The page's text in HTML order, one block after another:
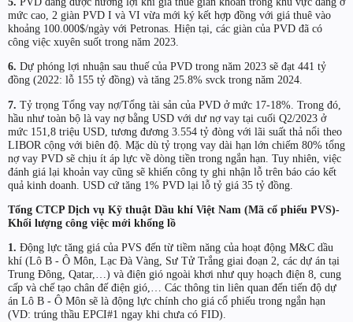
mức cao, 2 giàn PVD I và VI vừa mới ký kết hợp đồng với giá thuê vào
khoảng 100.000$/ngày với Petronas. Hiện tại, các giàn của PVD đã có
công việc xuyên suốt trong năm 2023.
6. Dự phóng lợi nhuận sau thuế của PVD trong năm 2023 sẽ đạt 441 tỷ
đồng (2022: lỗ 155 tỷ đồng) và tăng 25.8% svck trong năm 2024.
7. Tỷ trọng Tổng vay nợ/Tổng tài sản của PVD ở mức 17-18%. Trong đó,
hầu như toàn bộ là vay nợ bằng USD với dư nợ vay tại cuối Q2/2023 ở
mức 151,8 triệu USD, tương đương 3.554 tỷ đòng với lãi suất thả nổi theo
LIBOR cộng với biên độ. Mặc dù tỷ trọng vay dài hạn lớn chiếm 80% tổng
nợ vay PVD sẽ chịu ít áp lực về dòng tiền trong ngắn hạn. Tuy nhiên, việc
đánh giá lại khoản vay cũng sẽ khiến công ty ghi nhận lỗ trên báo cáo kết
quả kinh doanh. USD cứ tăng 1% PVD lại lỗ tỷ giá 35 tỷ đồng.
Tổng CTCP Dịch vụ Kỹ thuật Dầu khí Việt Nam (Mã cổ phiếu PVS)-
Khối lượng công việc mới khổng lồ
1. Động lực tăng giá của PVS đến từ tiềm năng của hoạt động M&C dầu
khí (Lô B - Ô Môn, Lạc Đà Vàng, Sư Tử Trắng giai đoạn 2, các dự án tại
Trung Đông, Qatar,…) và điện gió ngoài khơi như quy hoạch điện 8, cung
cấp và chế tạo chân đế điện gió,… Các thông tin liên quan đến tiến độ dự
án Lô B - Ô Môn sẽ là động lực chính cho giá cổ phiếu trong ngắn hạn
(VD: trúng thầu EPCI#1 ngay khi chưa có FID).